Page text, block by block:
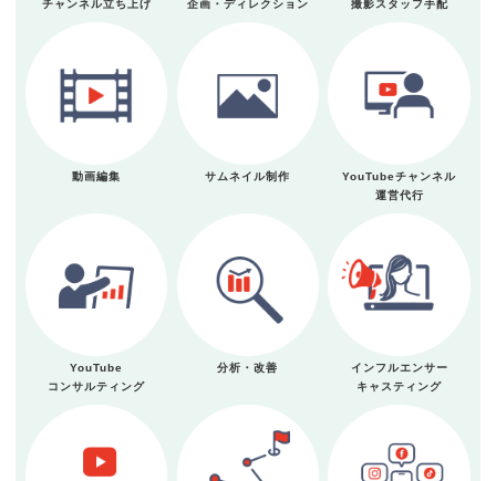
チャンネル立ち上げ 企画・ディレクション 撮影スタッフ手配
動画編集 サムネイル制作
YouTubeチャンネル
運営代行
YouTube
コンサルティング
分析・改善
インフルエンサー
キャスティング